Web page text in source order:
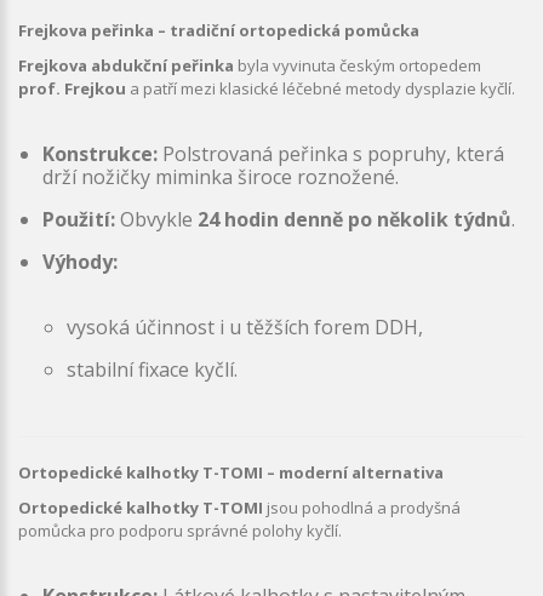
Frejkova peřinka – tradiční ortopedická pomůcka
Frejkova abdukční peřinka byla vyvinuta českým ortopedem
prof. Frejkou a patří mezi klasické léčebné metody dysplazie kyčlí.
Konstrukce: Polstrovaná peřinka s popruhy, která
drží nožičky miminka široce roznožené.
Použití:Obvykle 24 hodin denně po několik týdnů.
Výhody:
vysoká účinnost i u těžších forem DDH,
stabilní fixace kyčlí.
Ortopedické kalhotky T-TOMI – moderní alternativa
Ortopedické kalhotky T-TOMI jsou pohodlná a prodyšná
pomůcka pro podporu správné polohy kyčlí.